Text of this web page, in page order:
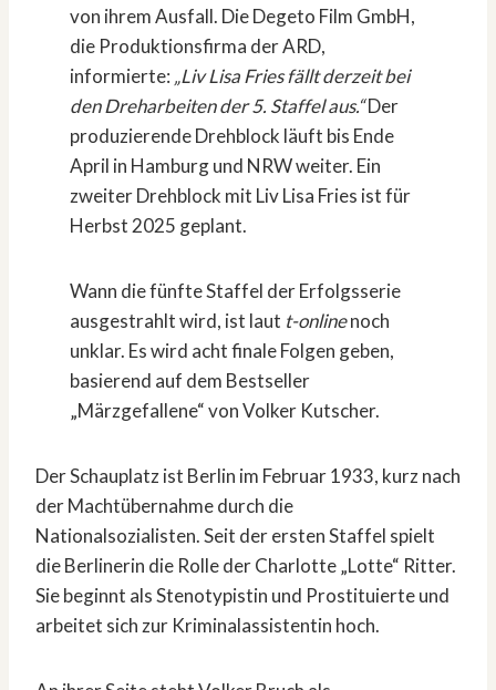
von ihrem Ausfall. Die Degeto Film GmbH,
die Produktionsfirma der ARD,
informierte: „Liv Lisa Fries fällt derzeit bei
den Dreharbeiten der 5. Staffel aus.“Der
produzierende Drehblock läuft bis Ende
April in Hamburg und NRW weiter. Ein
zweiter Drehblock mit Liv Lisa Fries ist für
Herbst 2025 geplant.
Wann die fünfte Staffel der Erfolgsserie
ausgestrahlt wird, ist laut t-onlinenoch
unklar. Es wird acht finale Folgen geben,
basierend auf dem Bestseller
„Märzgefallene“ von Volker Kutscher.
Der Schauplatz ist Berlin im Februar 1933, kurz nach
der Machtübernahme durch die
Nationalsozialisten. Seit der ersten Staffel spielt
die Berlinerin die Rolle der Charlotte „Lotte“ Ritter.
Sie beginnt als Stenotypistin und Prostituierte und
arbeitet sich zur Kriminalassistentin hoch.